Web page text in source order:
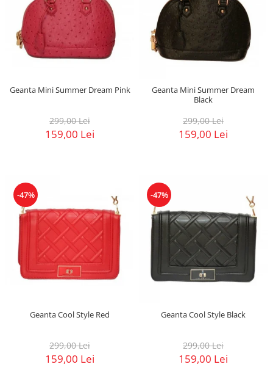
Geanta Mini Summer Dream Pink
299,00 Lei
159,00 Lei
Geanta Mini Summer Dream
Black
299,00 Lei
159,00 Lei
-47%
Geanta Cool Style Red
299,00 Lei
159,00 Lei
-47%
Geanta Cool Style Black
299,00 Lei
159,00 Lei